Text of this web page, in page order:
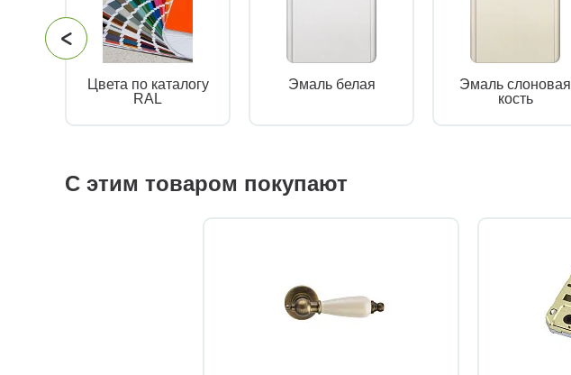
Цвета по каталогу
RAL
Эмаль белая
Эмаль слоновая
кость
С этим товаром покупают